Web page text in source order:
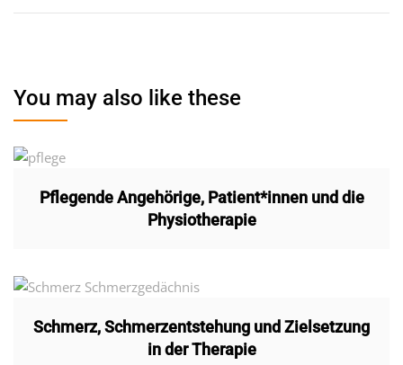
You may also like these
Pflegende Angehörige, Patient*innen und die
Physiotherapie
Schmerz, Schmerzentstehung und Zielsetzung
in der Therapie